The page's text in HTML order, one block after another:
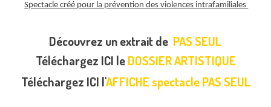
Spectacle créé pour la prévention des violences intrafamiliales
Découvrez un extrait de PAS SEUL
Téléchargez ICI leDOSSIER ARTISTIQUE
Téléchargez ICI l'AFFICHE spectacle PAS SEUL